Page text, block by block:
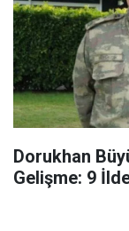
Dorukhan
Gelişme: 9